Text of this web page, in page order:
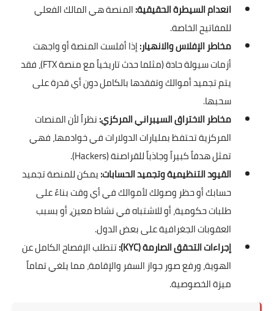
انعدام السيطرة الحقيقية:المنصة هي المالك الفعلي
للمفاتيح الخاصة.
مخاطر الإفلاس والانهيار:إذا أفلست المنصة أو واجهت
أزمات سيولة حادة (مثلما حدث تاريخياً مع منصة FTX)، فقد
يتم تجميد أموالك وتفقدها بالكامل دون أي قدرة على
سحبها.
مخاطر الاختراق السيبراني المركزي:نظراً لأن المنصات
المركزية تحتفظ بمليارات الدولارات في خوادمها، فهي
تمثل هدفاً كبيراً وجاذباً للقراصنة (Hackers).
القيود التنظيمية وتجميد الحسابات:يمكن للمنصة تجميد
حسابك أو حظر وصولك لأموالك في أي وقت بناءً على
طلبات حكومية، أو للاشتباه في نشاط معين، أو بسبب
العقوبات الجغرافية على بعض الدول.
إجراءات التحقق الصارمة (KYC):
تتطلب الإفصاح الكامل عن
الهوية، ورفع صور جواز السفر والإقامة، مما يلغي تماماً
ميزة الخصوصية.